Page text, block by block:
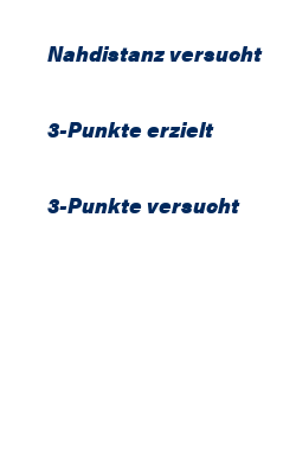
Nahdistanz versucht
3-Punkte erzielt
3-Punkte versucht